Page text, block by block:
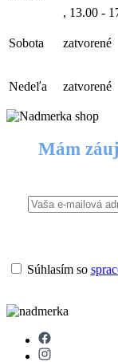
, 13.00 -
Sobota zatvorené
Nedeľa zatvorené
Mám
Súhlasím so